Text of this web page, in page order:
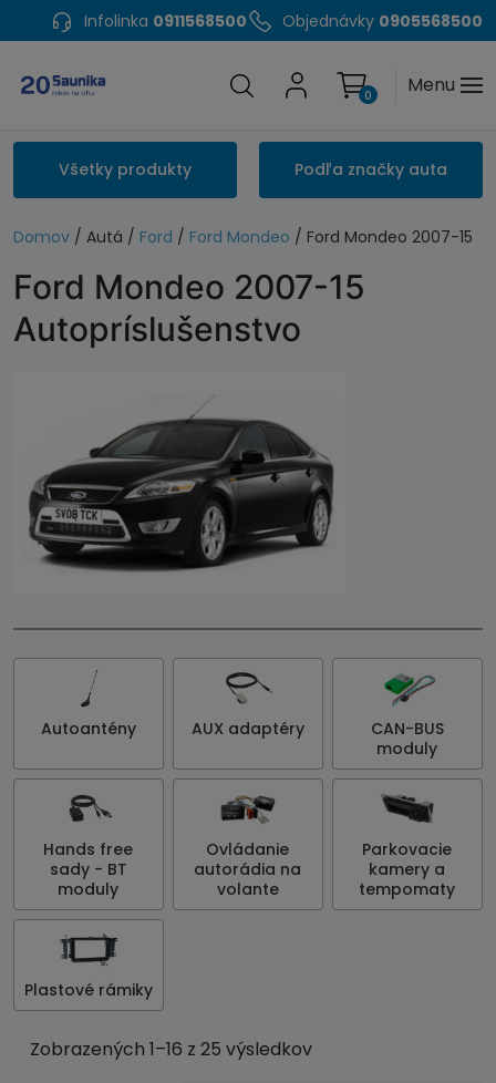
Infolinka 0911568500 Objednávky 0905568500
Menu
0
Všetky produkty Podľa značky auta
Domov / Autá / Ford / Ford Mondeo / Ford Mondeo 2007-15
Ford Mondeo 2007-15
Autopríslušenstvo
Autoantény AUX adaptéry
CAN-BUS
moduly
Hands free
sady - BT
moduly
Ovládanie
autorádia na
volante
Parkovacie
kamery a
tempomaty
Plastové rámiky
Zobrazených 1–16 z 25 výsledkov